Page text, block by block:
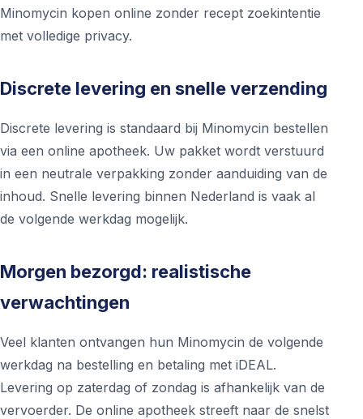
Minomycin kopen online zonder recept zoekintentie
met volledige privacy.
Discrete levering en snelle verzending
Discrete levering is standaard bij Minomycin bestellen
via een online apotheek. Uw pakket wordt verstuurd
in een neutrale verpakking zonder aanduiding van de
inhoud. Snelle levering binnen Nederland is vaak al
de volgende werkdag mogelijk.
Morgen bezorgd: realistische
verwachtingen
Veel klanten ontvangen hun Minomycin de volgende
werkdag na bestelling en betaling met iDEAL.
Levering op zaterdag of zondag is afhankelijk van de
vervoerder. De online apotheek streeft naar de snelst